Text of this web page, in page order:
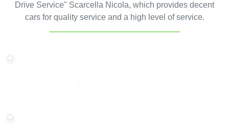
Drive Service" Scarcella Nicola, which provides decent
cars for quality service and a high level of service.